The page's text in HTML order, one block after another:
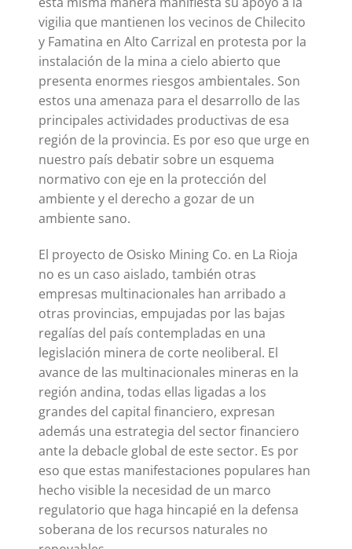
vigilia que mantienen los vecinos de Chilecito
y Famatina en Alto Carrizal en protesta por la
instalación de la mina a cielo abierto que
presenta enormes riesgos ambientales. Son
estos una amenaza para el desarrollo de las
principales actividades productivas de esa
región de la provincia. Es por eso que urge en
nuestro país debatir sobre un esquema
normativo con eje en la protección del
ambiente y el derecho a gozar de un
ambiente sano.
El proyecto de Osisko Mining Co. en La Rioja
no es un caso aislado, también otras
empresas multinacionales han arribado a
otras provincias, empujadas por las bajas
regalías del país contempladas en una
legislación minera de corte neoliberal. El
avance de las multinacionales mineras en la
región andina, todas ellas ligadas a los
grandes del capital financiero, expresan
además una estrategia del sector financiero
ante la debacle global de este sector. Es por
eso que estas manifestaciones populares han
hecho visible la necesidad de un marco
regulatorio que haga hincapié en la defensa
soberana de los recursos naturales no